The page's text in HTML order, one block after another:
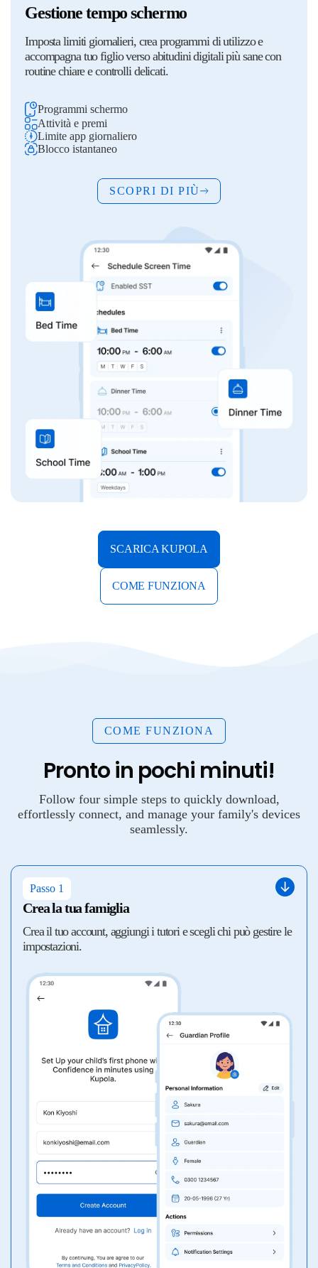
Gestione tempo schermo
Imposta limiti giornalieri, crea programmi di utilizzo e
accompagna tuo figlio verso abitudini digitali più sane con
routine chiare e controlli delicati.
Programmi schermo
Attività e premi
Limite app giornaliero
Blocco istantaneo
SCOPRI DI PIÙ
SCARICA KUPOLA
COME FUNZIONA
COME FUNZIONA
Pronto in pochi minuti!
Follow four simple steps to quickly download,
effortlessly connect, and manage your family's devices
seamlessly.
Passo 1
Crea la tua famiglia
Crea il tuo account, aggiungi i tutori e scegli chi può gestire le
impostazioni.